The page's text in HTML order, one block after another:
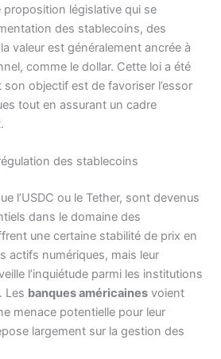
proposition législative qui se
des stablecoins, des
valeur est généralement ancrée à
comme le dollar. Cette loi a été
son objectif est de favoriser l’essor
tout en assurant un cadre
des stablecoins
l’USDC ou le Tether, sont devenus
dans le domaine des
une certaine stabilité de prix en
actifs numériques, mais leur
l’inquiétude parmi les institutions
Les banques américaines voient
menace potentielle pour leur
largement sur la gestion des